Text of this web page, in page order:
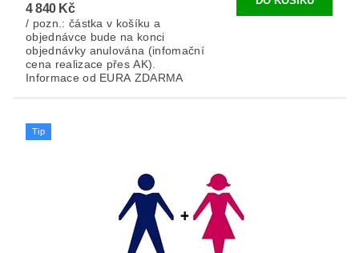
4 840 Kč
/ pozn.: částka v košíku a
objednávce bude na konci
objednávky anulována (infomační
cena realizace přes AK).
Informace od EURA ZDARMA
Tip